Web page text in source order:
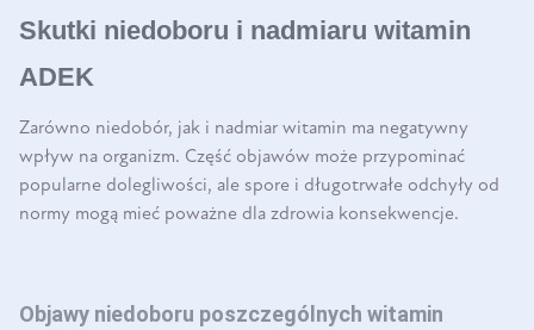
Skutki niedoboru i nadmiaru witamin
ADEK
Zarówno niedobór, jak i nadmiar witamin ma negatywny
wpływ na organizm. Część objawów może przypominać
popularne dolegliwości, ale spore i długotrwałe odchyły od
normy mogą mieć poważne dla zdrowia konsekwencje.
Objawy niedoboru poszczególnych witamin